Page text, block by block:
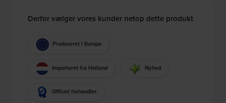
Derfor vælger vores kunder netop dette produkt
Produceret i Europa
Importeret fra Holland Nyhed
Officiel forhandler